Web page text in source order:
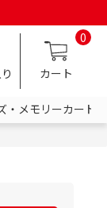
0
カート
・メモリーカード